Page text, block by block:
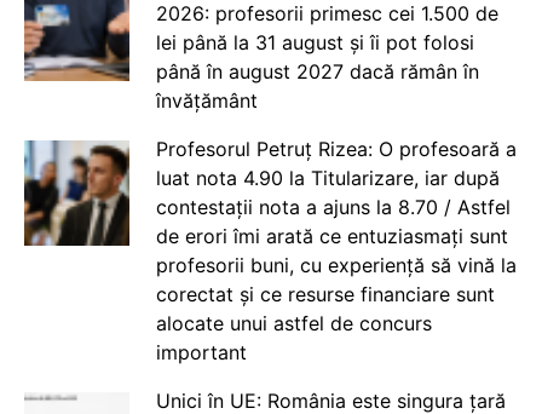
2026: profesorii primesc cei 1.500 de
lei până la 31 august și îi pot folosi
până în august 2027 dacă rămân în
învățământ
Profesorul Petruț Rizea: O profesoară a
luat nota 4.90 la Titularizare, iar după
contestații nota a ajuns la 8.70 / Astfel
de erori îmi arată ce entuziasmați sunt
profesorii buni, cu experiență să vină la
corectat și ce resurse financiare sunt
alocate unui astfel de concurs
important
Unici în UE: România este singura țară